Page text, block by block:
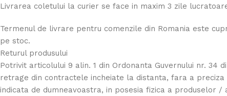
Livrarea coletului la curier se face in maxim 3 zile
Termenul de livrare pentru comenzile din Romania este
pe stoc.
Returul produsului
Potrivit articolului 9 alin. 1 din Ordonanta Guvernului nr. 34
retrage din contractele incheiate la distanta, fara a
indicata de dumneavoastra, in posesia fizica a produselor /